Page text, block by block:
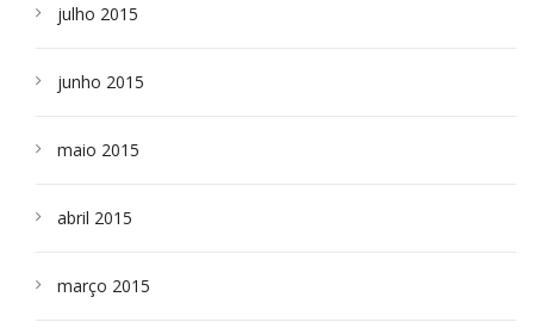
julho 2015
junho 2015
maio 2015
abril 2015
março 2015